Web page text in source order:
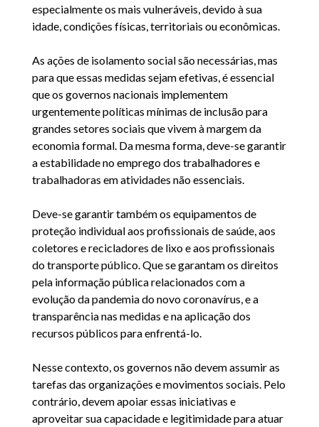
especialmente os mais vulneráveis, devido à sua
idade, condições físicas, territoriais ou econômicas.
As ações de isolamento social são necessárias, mas
para que essas medidas sejam efetivas, é essencial
que os governos nacionais implementem
urgentemente políticas mínimas de inclusão para
grandes setores sociais que vivem à margem da
economia formal. Da mesma forma, deve-se garantir
a estabilidade no emprego dos trabalhadores e
trabalhadoras em atividades não essenciais.
Deve-se garantir também os equipamentos de
proteção individual aos profissionais de saúde, aos
coletores e recicladores de lixo e aos profissionais
do transporte público. Que se garantam os direitos
pela informação pública relacionados com a
evolução da pandemia do novo coronavírus, e a
transparência nas medidas e na aplicação dos
recursos públicos para enfrentá-lo.
Nesse contexto, os governos não devem assumir as
tarefas das organizações e movimentos sociais. Pelo
contrário, devem apoiar essas iniciativas e
aproveitar sua capacidade e legitimidade para atuar